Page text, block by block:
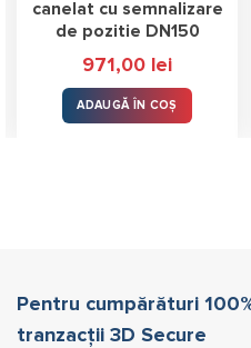
canelat cu semnalizare
de pozitie DN150
971,00 lei
ADAUGĂ ÎN COȘ
Pentru cumpărături
tranzacții 3D Secure